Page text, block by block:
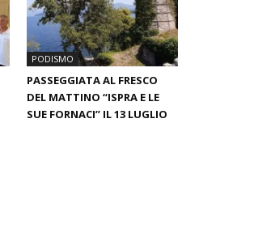
PODISMO
PASSEGGIATA AL FRESCO
DEL MATTINO “ISPRA E LE
SUE FORNACI” IL 13 LUGLIO